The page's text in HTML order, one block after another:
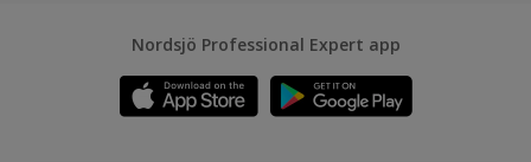
Nordsjö Professional Expert app